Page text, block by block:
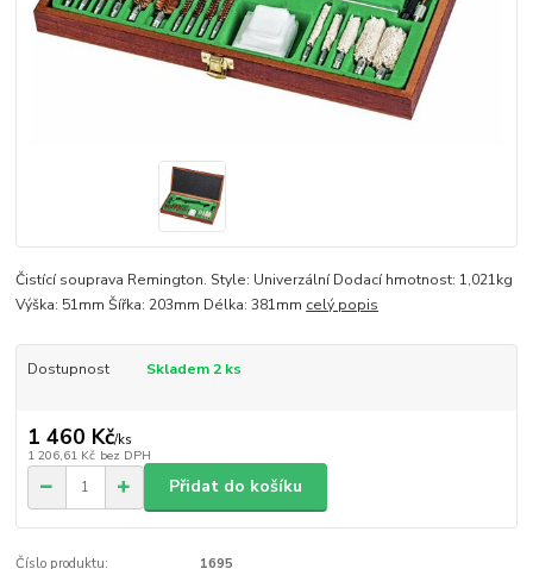
Čistící souprava Remington. Style: Univerzální Dodací hmotnost: 1,021kg
Výška: 51mm Šířka: 203mm Délka: 381mm celý popis
Dostupnost Skladem 2 ks
1 460 Kč/ks
1 206,61 Kč bez DPH
Přidat do košíku
Číslo produktu: 1695